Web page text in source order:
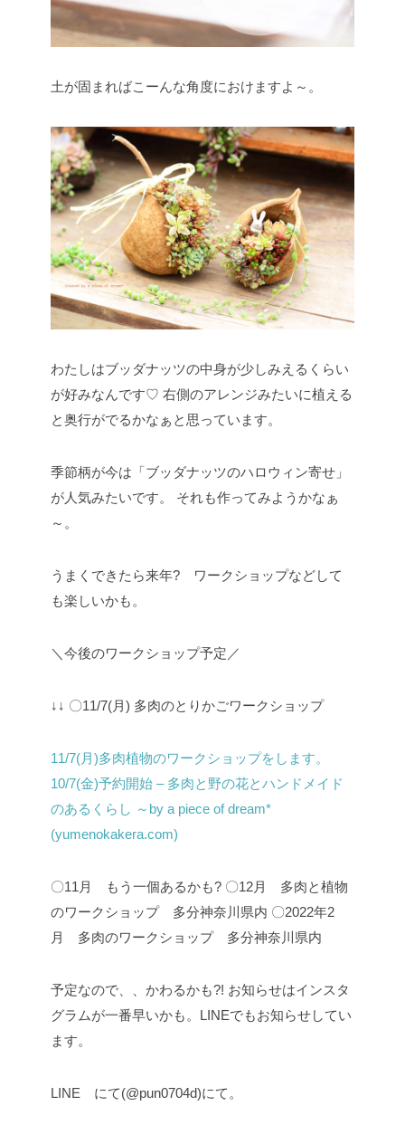
土が固まればこーんな角度におけますよ～。
わたしはブッダナッツの中身が少しみえるくらい
が好みなんです♡ 右側のアレンジみたいに植える
と奥行がでるかなぁと思っています。
季節柄が今は「ブッダナッツのハロウィン寄せ」
が人気みたいです。
それも作ってみようかなぁ
～。
うまくできたら来年? ワークショップなどして
も楽しいかも。
＼今後のワークショップ予定／
↓↓ 〇11/7(月) 多肉のとりかごワークショップ
11/7(月)多肉植物のワークショップをします。
10/7(金)予約開始 – 多肉と野の花とハンドメイド
のあるくらし ～by a piece of dream*
(yumenokakera.com)
〇11月 もう一個あるかも? 〇12月 多肉と植物
のワークショップ 多分神奈川県内 〇2022年2
月 多肉のワークショップ 多分神奈川県内
予定なので、、かわるかも?! お知らせはインスタ
グラムが一番早いかも。LINEでもお知らせしてい
ます。
LINE にて(@pun0704d)にて。